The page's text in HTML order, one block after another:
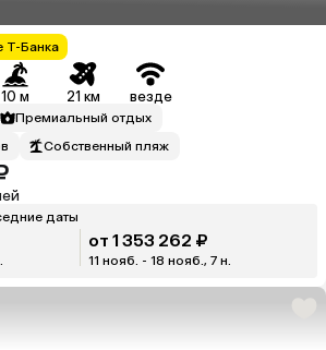
Т-Банка
10 м 21 км везде
Премиальный отдых
Собственный пляж
даты
от 1 353 262 ₽
11 нояб. - 18 нояб., 7 н.